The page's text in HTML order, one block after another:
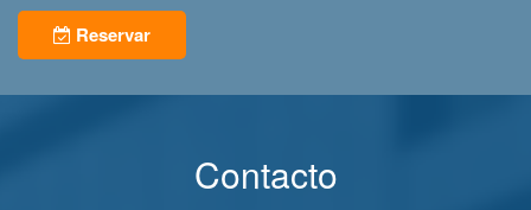
Reservar
Contacto